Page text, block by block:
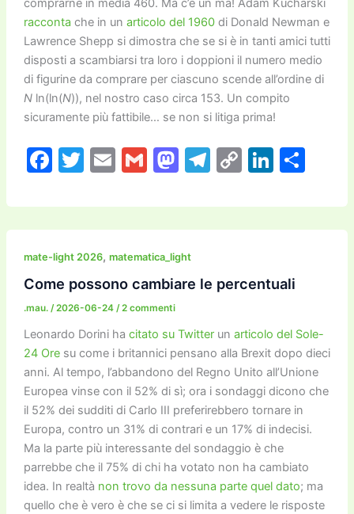
comprarne in media 460. Ma c’è un ma! Adam Kucharski
racconta che in un articolo del 1960di Donald Newman e
Lawrence Shepp si dimostra che se si è in tanti amici tutti
disposti a scambiarsi tra loro i doppioni il numero medio
di figurine da comprare per ciascuno scende all’ordine di
Nln(ln(N)), nel nostro caso circa 153. Un compito
sicuramente più fattibile… se non si litiga prima!
F
c
e
b
o
o
k
T
itt
er
E
ai
l
G
ai
l
M
st
o
d
o
T
e
gr
m
C
p
y
n
Li
k
e
n
C
n
di
mate-light 2026, matematica_light
Come possono cambiare le percentuali
.mau. /2026-06-24 /2 commenti
Leonardo Dorini ha citato su Twitterun articolo del Sole-
24 Oresu come i britannici pensano alla Brexit dopo dieci
anni. Al tempo, l’abbandono del Regno Unito all’Unione
Europea vinse con il 52% di sì; ora i sondaggi dicono che
il 52% dei sudditi di Carlo III preferirebbero tornare in
Europa, contro un 31% di contrari e un 17% di indecisi.
Ma la parte più interessante del sondaggio è che
parrebbe che il 75% di chi ha votato non ha cambiato
idea. In realtà non trovo da nessuna parte quel dato; ma
quello che è vero è che se ci si limita a vedere le risposte